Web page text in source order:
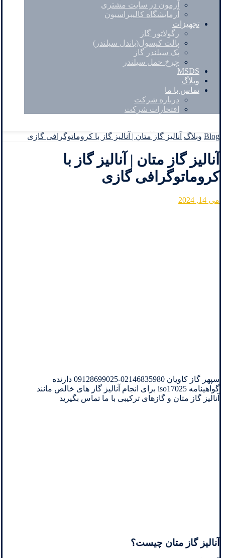
آزمون در سایت مشتری
آزمایشگاه کالیبراسیون
تجهیزات
رگولاتور گاز
پالت کپسول(باندل سیلندر)
پک سیلندر گاز
چرخ حمل سیلندر
MSDS
وبلاگ
تماس با ما
درباره شرکت
افتخارات شرکت
Blog وبلاگ آنالیز گاز متان | آنالیز گاز با کروماتوگرافی گازی
آنالیز گاز متان | آنالیز گاز با
کروماتوگرافی گازی
می 14, 2024
سپهر گاز کاویان 02146835980-09128699025 دارنده
گواهینامه iso17025 برای انجام آنالیز گاز های خالص مانند
آنالیز گاز متان و گازهای ترکیبی با ما تماس بگیرید
آنالیز گاز متان چیست؟